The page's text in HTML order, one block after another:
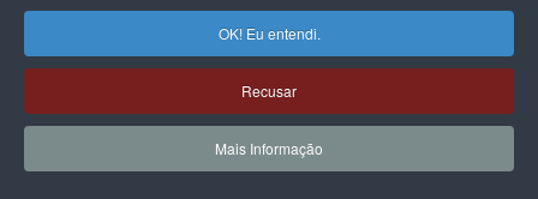
OK! Eu entendi.
Recusar
Mais Informação